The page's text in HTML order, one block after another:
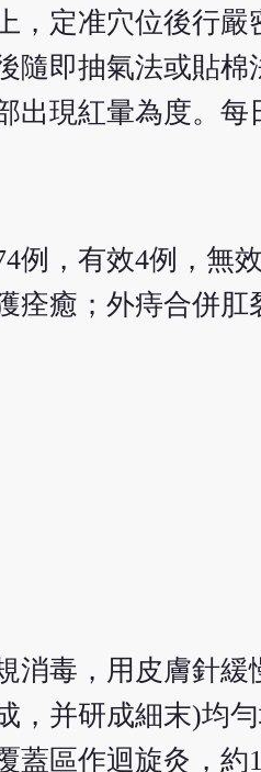
，定准穴位後行
隨即抽氣法或貼
出現紅暈為度。每
例，有效4例，無
痊癒；外痔合併肛
消毒，用皮膚針
，并研成細末)均
蓋區作迴旋灸，